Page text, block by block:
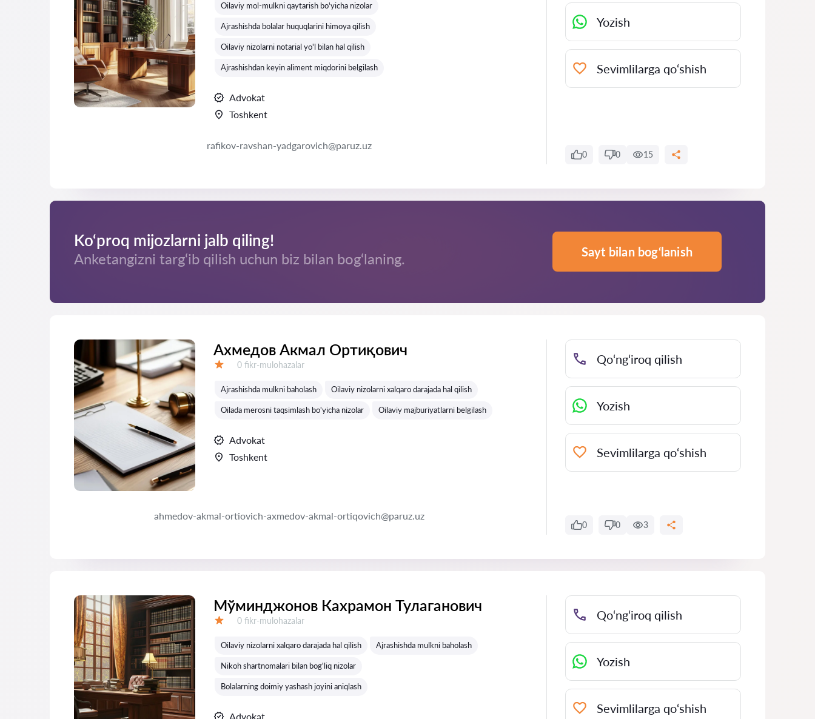
Oilaviy mol-mulkni qaytarish bo'yicha nizolar
Ajrashishda bolalar huquqlarini himoya qilish
Oilaviy nizolarni notarial yo'l bilan hal qilish
Ajrashishdan keyin aliment miqdorini belgilash
Advokat
Toshkent
rafikov-ravshan-yadgarovich@paruz.uz
Yozish
Sevimlilarga qo‘shish
0 0 15
Ko‘proq mijozlarni jalb qiling!
Anketangizni targ‘ib qilish uchun biz bilan bog‘laning. Sayt bilan bog‘lanish
Ахмедов Акмал Ортиқович
Fikrlar:
0 fikr-mulohazalar
Ajrashishda mulkni baholash Oilaviy nizolarni xalqaro darajada hal qilish
Oilada merosni taqsimlash bo'yicha nizolar Oilaviy majburiyatlarni belgilash
Advokat
Toshkent
ahmedov-akmal-ortiovich-axmedov-akmal-ortiqovich@paruz.uz
Qo‘ng‘iroq qilish
Yozish
Sevimlilarga qo‘shish
0 0 3
Мўминджонов Кахрамон Тулаганович
Fikrlar:
0 fikr-mulohazalar
Oilaviy nizolarni xalqaro darajada hal qilish Ajrashishda mulkni baholash
Nikoh shartnomalari bilan bog'liq nizolar
Bolalarning doimiy yashash joyini aniqlash
Advokat
Qo‘ng‘iroq qilish
Yozish
Sevimlilarga qo‘shish